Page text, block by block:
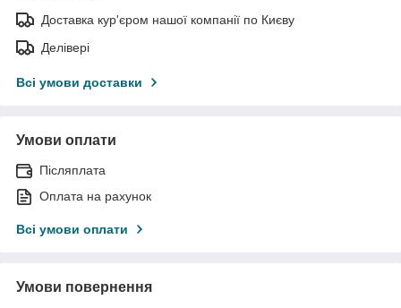
Доставка кур'єром нашої компанії по Києву
Делівері
Всі умови доставки
Умови оплати
Післяплата
Оплата на рахунок
Всі умови оплати
Умови повернення